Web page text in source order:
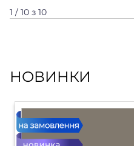
1 / 10 з 10
НОВИНКИ